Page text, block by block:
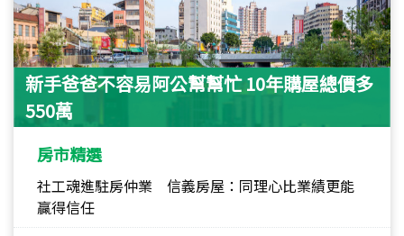
新手爸爸不容易阿公幫幫忙 10年購屋總價多
550萬
房市精選
社工魂進駐房仲業 信義房屋：同理心比業績更能
贏得信任